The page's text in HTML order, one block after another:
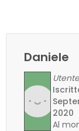
Daniele
2020
Al